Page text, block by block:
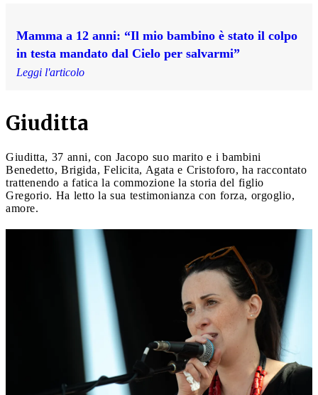
Mamma a 12 anni: “Il mio bambino è stato il colpo
in testa mandato dal Cielo per salvarmi”
Leggi l'articolo
Giuditta
Giuditta, 37 anni, con Jacopo suo marito e i bambini
Benedetto, Brigida, Felicita, Agata e Cristoforo, ha raccontato
trattenendo a fatica la commozione la storia del figlio
Gregorio. Ha letto la sua testimonianza con forza, orgoglio,
amore.